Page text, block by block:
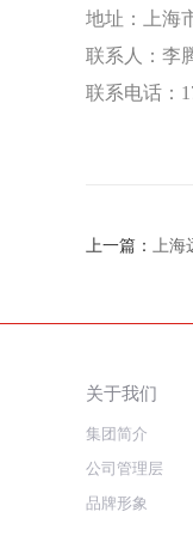
地址：上海
联系人：李
联系电话：
上一篇： 上海
关于我们
集团简介
公司管理层
品牌形象